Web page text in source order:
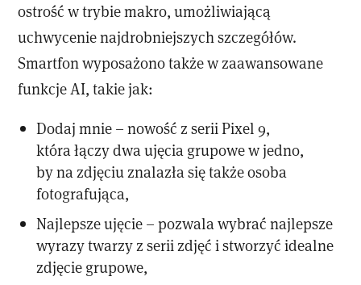
ostrość w trybie makro, umożliwiającą
uchwycenie najdrobniejszych szczegółów.
Smartfon wyposażono także w zaawansowane
funkcje AI, takie jak:
Dodaj mnie – nowość z serii Pixel 9,
która łączy dwa ujęcia grupowe w jedno,
by na zdjęciu znalazła się także osoba
fotografująca,
Najlepsze ujęcie – pozwala wybrać najlepsze
wyrazy twarzy z serii zdjęć i stworzyć idealne
zdjęcie grupowe,